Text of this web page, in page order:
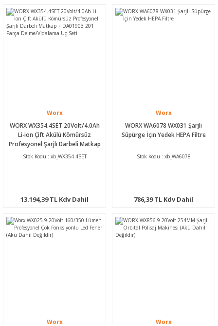
Worx
WORX WX354.4SET 20Volt/4.0Ah
Li-ion Çift Akülü Kömürsüz
Profesyonel Şarjlı Darbeli Matkap
+ DA01903 201 Parça
Stok Kodu : xb_WX354.4SET
13.194,39 TL Kdv Dahil
Worx
WORX WA6078 WX031 Şarjlı
Süpürge İçin Yedek HEPA Filtre
Stok Kodu : xb_WA6078
786,39 TL Kdv Dahil
Worx
Worx